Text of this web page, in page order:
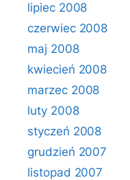
lipiec 2008
czerwiec 2008
maj 2008
kwiecień 2008
marzec 2008
luty 2008
styczeń 2008
grudzień 2007
listopad 2007